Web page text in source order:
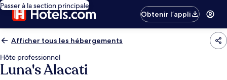
Passer à la section principale
Obtenir l’appli
Afficher tous les hébergements
Hôte professionnel
Luna's Alacati